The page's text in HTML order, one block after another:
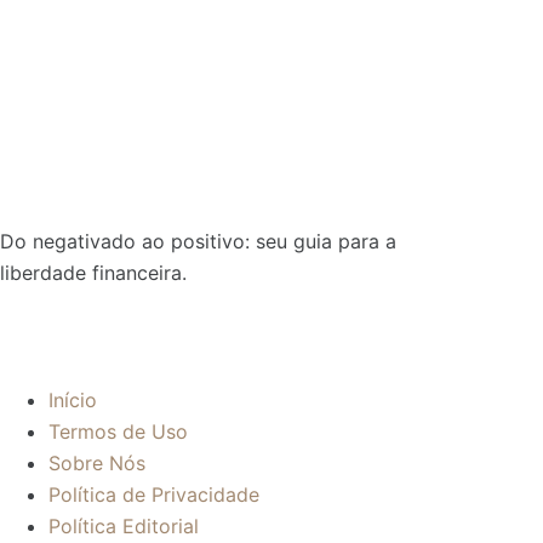
Do negativado ao positivo: seu guia para a
liberdade financeira.
Início
Termos de Uso
Sobre Nós
Política de Privacidade
Política Editorial